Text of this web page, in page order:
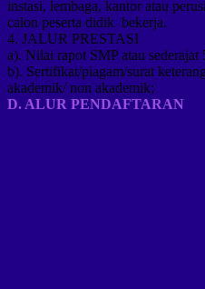
instasi, lembaga, kantor atau
calon peserta didik bekerja.
4. JALUR PRESTASI
a). Nilai rapot SMP atau sederajat
b). Sertifikat/piagam/surat
akademik/ non akademik;
D. ALUR PENDAFTARAN